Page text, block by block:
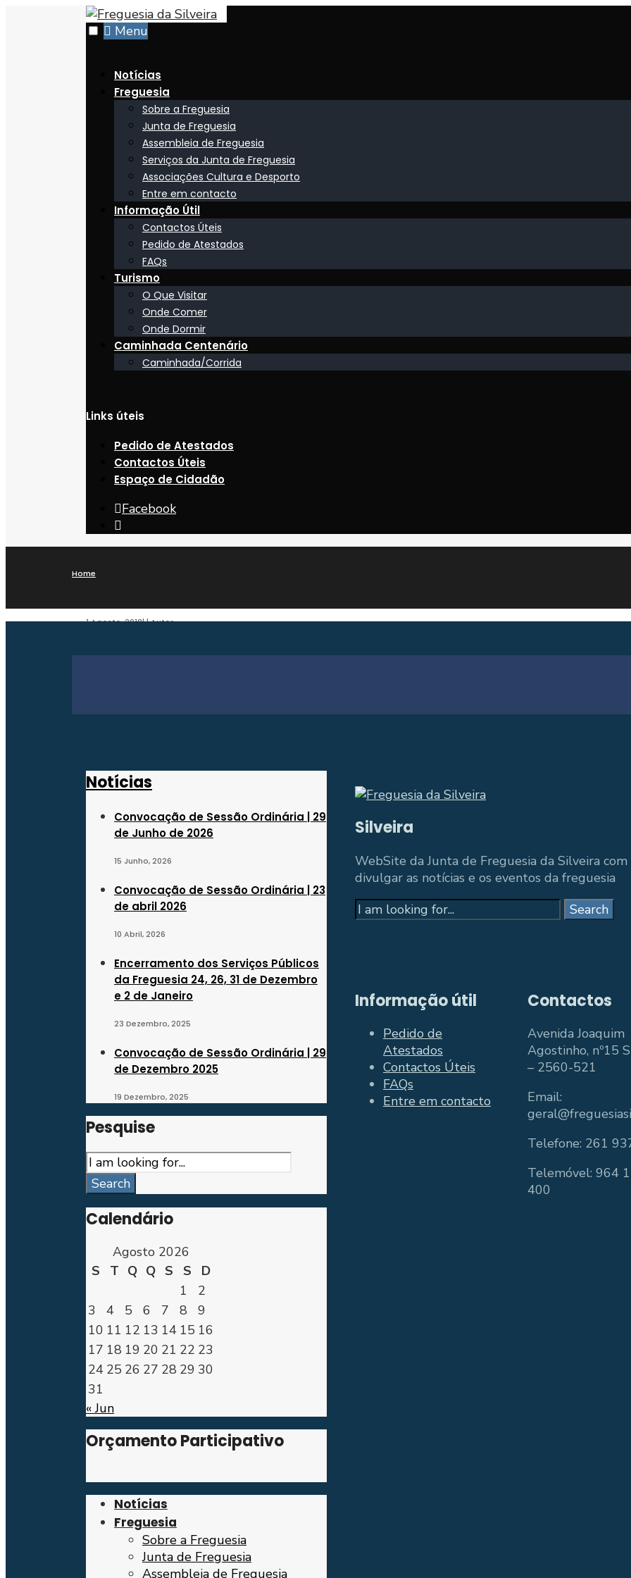
Skip
to
Menu
Notícias
Freguesia
Sobre a Freguesia
Junta de Freguesia
Assembleia de Freguesia
Serviços da Junta de Freguesia
Associações Cultura e Desporto
Entre em contacto
Informação Útil
Contactos Úteis
Pedido de Atestados
FAQs
Turismo
O Que Visitar
Onde Comer
Onde Dormir
Caminhada Centenário
Caminhada/Corrida
Links úteis
Pedido de Atestados
Contactos Úteis
Espaço de Cidadão
Facebook
Home
1 Agosto, 2018||Autor
Notícias
Convocação de Sessão Ordinária | 29
de Junho de 2026
15 Junho, 2026
Convocação de Sessão Ordinária | 23
de abril 2026
10 Abril, 2026
Encerramento dos Serviços Públicos
da Freguesia 24, 26, 31 de Dezembro
e 2 de Janeiro
23 Dezembro, 2025
Convocação de Sessão Ordinária | 29
de Dezembro 2025
19 Dezembro, 2025
Pesquise
Search
for:
Search
Calendário
Agosto 2026
S
T Q Q S S
D
1
2
3
4 5 6 7 8
9
10 11 12 13 14 15 16
17 18 19 20 21 22 23
24 25 26 27 28 29 30
31
« Jun
Orçamento Participativo
Notícias
Freguesia
Sobre a Freguesia
Junta de Freguesia
Assembleia de Freguesia
Silveira
WebSite da Junta de Freguesia da Silveira
divulgar as notícias e os eventos da freguesia
Search
for:
Search
Informação útil
Pedido de
Atestados
Contactos Úteis
FAQs
Entre em contacto
Contactos
Avenida Joaquim
Agostinho, nº15
– 2560-521
Email:
Telefone: 261
Telemóvel: 964
400